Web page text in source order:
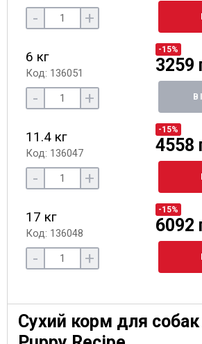
- +
6 кг
Код: 136051
-15%
3259
- +
11.4 кг
Код: 136047
-15%
4558
- +
17 кг
Код: 136048
-15%
6092
- +
Сухий корм для собак